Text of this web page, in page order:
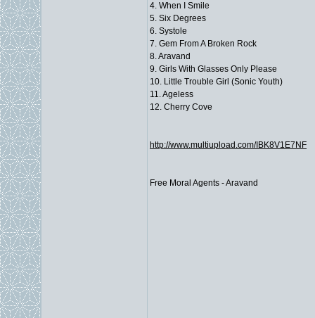
4. When I Smile
5. Six Degrees
6. Systole
7. Gem From A Broken Rock
8. Aravand
9. Girls With Glasses Only Please
10. Little Trouble Girl (Sonic Youth)
11. Ageless
12. Cherry Cove
http://www.multiupload.com/IBK8V1E7NF
Free Moral Agents - Aravand